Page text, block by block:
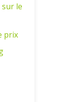
le
prix